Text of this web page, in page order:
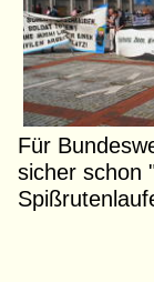
Für
sicher schon